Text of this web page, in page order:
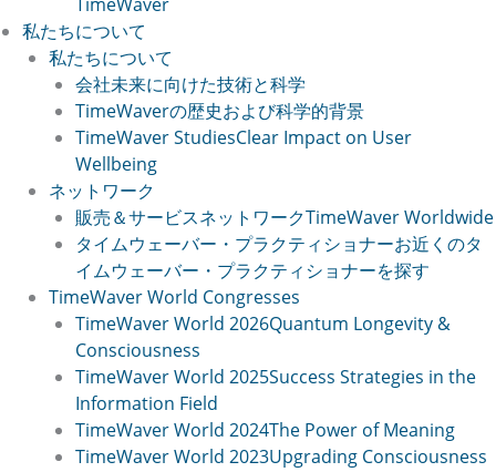
私たちについて
私たちについて
会社未来に向けた技術と科学
TimeWaverの歴史および科学的背景
TimeWaver StudiesClear Impact on User
Wellbeing
ネットワーク
販売＆サービスネットワークTimeWaver Worldwide
タイムウェーバー・プラクティショナーお近くのタ
イムウェーバー・プラクティショナーを探す
TimeWaver World Congresses
TimeWaver World 2026Quantum Longevity &
Consciousness
TimeWaver World 2025Success Strategies in the
Information Field
TimeWaver World 2024The Power of Meaning
TimeWaver World 2023Upgrading Consciousness